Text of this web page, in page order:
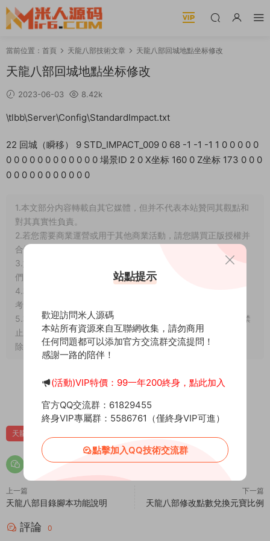
當前位置： 首頁 天龍八部技術文章 天龍八部回城地點坐标修改
天龍八部回城地點坐标修改
2023-06-03 8.42k
\tlbb\Server\Config\StandardImpact.txt
22 回城（瞬移） 9 STD_IMPACT_009 0 68 -1 -1 -1 1 0 0 0 0 0
0 0 0 0 0 0 0 0 0 0 0 0 場景ID 2 0 X坐标 160 0 Z坐标 173 0 0 0
0 0 0 0 0 0 0 0 0 0 0
1.本文部分内容轉載自其它媒體，但并不代表本站贊同其觀點和
對其真實性負責。
2.若您需要商業運營或用于其他商業活動，請您購買正版授權并
合法使用。
3.如果本站有侵犯、不妥之處的資源，請在網站最下方聯系我
們。将會第一時間解決！
4.本站所有内容均由互聯網收集整理、網友上傳，僅供大家參
考、學習，不存在任何商業目的與商業用途。
5.本站提供的所有資源僅供參考學習使用，版權歸原著所有，禁
止下載本站資源參與商業和非法行爲，請在24小時之内自行删
除！
賞
天龍八部技術文章
上一篇
天龍八部目錄腳本功能說明
下一篇
天龍八部修改點數兌換元寶比例
評論 0
站點提示
歡迎訪問米人源碼
本站所有資源來自互聯網收集，請勿商用
任何問題都可以添加官方交流群交流提問！
感謝一路的陪伴！
(活動)VIP特價：99一年200終身，點此加入
官方QQ交流群：61829455
終身VIP專屬群：5586761（僅終身VIP可進）
點擊加入QQ技術交流群